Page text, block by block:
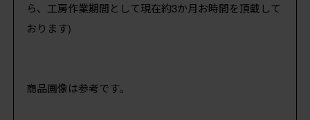
ら、工房作業期間として現在約3か月お時間を頂戴して
おります)
商品画像は参考です。